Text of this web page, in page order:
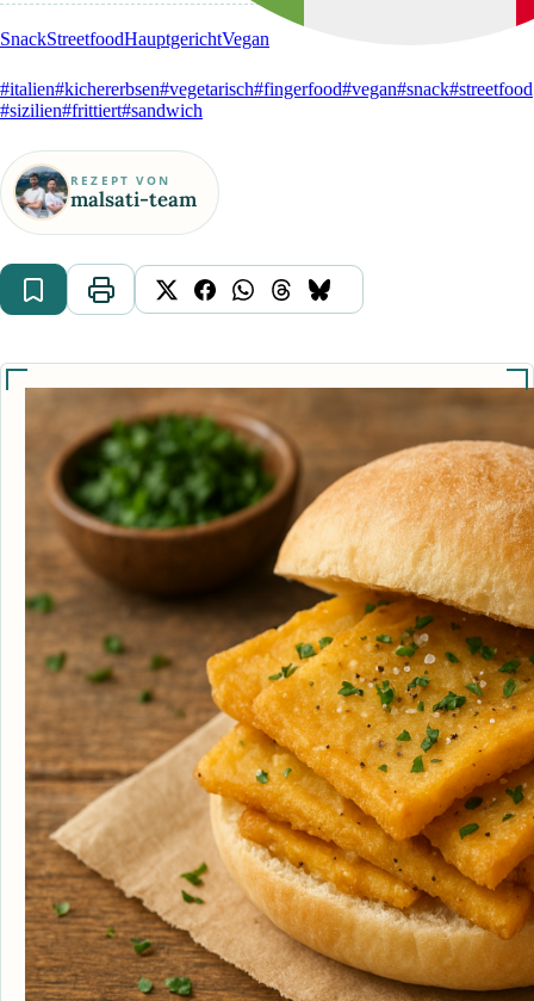
SnackStreetfoodHauptgerichtVegan
#italien#kichererbsen#vegetarisch#fingerfood#vegan#snack#streetfood
#sizilien#frittiert#sandwich
REZEPT VON
malsati-team